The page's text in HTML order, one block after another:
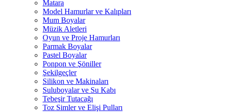
Matara
Model Hamurlar ve Kalıpları
Mum Boyalar
Müzik Aletleri
Oyun ve Proje Hamurları
Parmak Boyalar
Pastel Boyalar
Ponpon ve Şöniller
Şekilgeçler
Silikon ve Makinaları
Suluboyalar ve Su Kabı
Tebeşir Tutacağı
Toz Simler ve Elişi Pulları